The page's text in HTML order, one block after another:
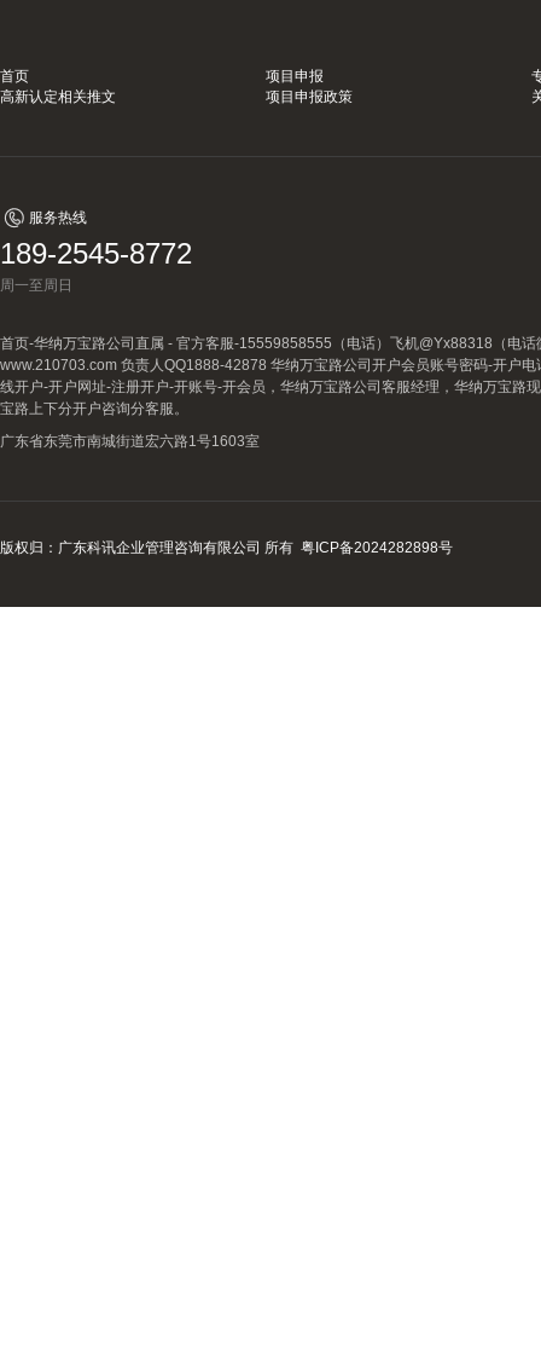
首页 项目申报
高新认定相关推文
项目申报政策
服务热线
189-2545-8772
周一至周日
首页-华纳万宝路公司直属 - 官方客服-15559858555（电话）飞机@Yx88318（电
www.210703.com 负责人QQ1888-42878 华纳万宝路公司开户会员账号密码-开户
线开户-开户网址-注册开户-开账号-开会员，华纳万宝路公司客服经理，华纳万宝路
宝路上下分开户咨询分客服。
广东省东莞市南城街道宏六路1号1603室
版权归：广东科讯企业管理咨询有限公司 所有 粤ICP备2024282898号